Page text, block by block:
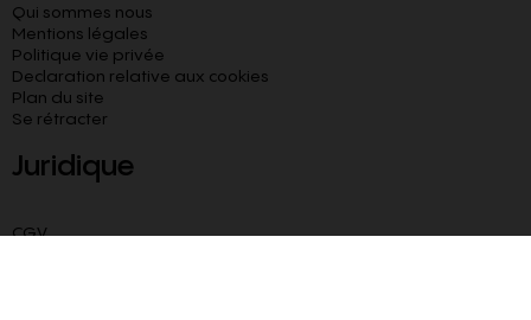
Qui sommes nous
Mentions légales
Politique vie privée
Declaration relative aux cookies​
Plan du site
Se rétracter
Juridique
CGV